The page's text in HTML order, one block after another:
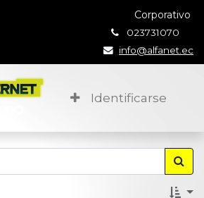
Corporativo
023731070
info@alfanet.ec
Identificarse